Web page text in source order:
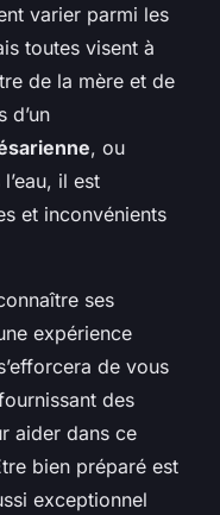
varier parmi les
toutes visent à
de la mère et de
d’un
, ou
il est
et inconvénients
ses
expérience
de vous
des
aider dans ce
bien préparé est
exceptionnel